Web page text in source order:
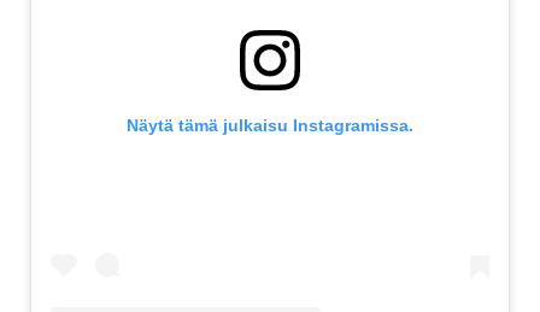
Näytä tämä julkaisu Instagramissa.